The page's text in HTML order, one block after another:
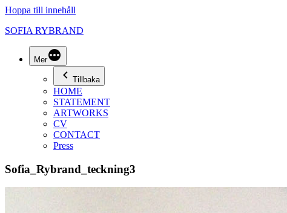
Hoppa till innehåll
SOFIA RYBRAND
Mer
Tillbaka
HOME
STATEMENT
ARTWORKS
CV
CONTACT
Press
Sofia_Rybrand_teckning3